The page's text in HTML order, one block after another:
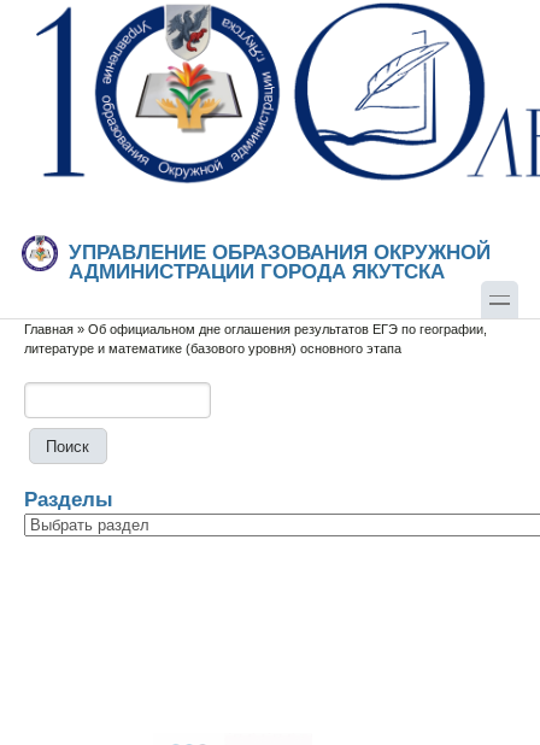
Перейти к основному содержанию
Skip to search
УПРАВЛЕНИЕ ОБРАЗОВАНИЯ ОКРУЖНОЙ
АДМИНИСТРАЦИИ ГОРОДА ЯКУТСКА
Вы здесь
Главная » Об официальном дне оглашения результатов ЕГЭ по географии,
литературе и математике (базового уровня) основного этапа
Разделы